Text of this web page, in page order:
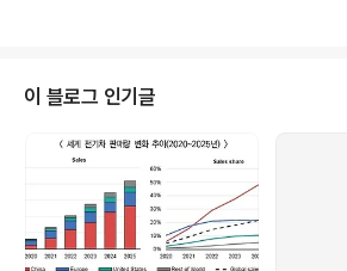
뉴스
이 블로그 인기글